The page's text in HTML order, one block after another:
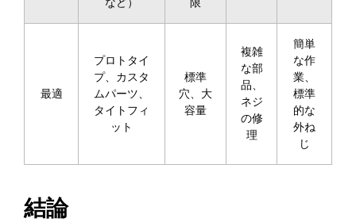
最適
プロトタイ
プ、カスタ
ムパーツ、
タイトフィ
ット
標準
穴、大
容量
複雑
な部
品、
ネジ
の修
理
簡単
な作
業、
標準
的な
外ね
じ
結論